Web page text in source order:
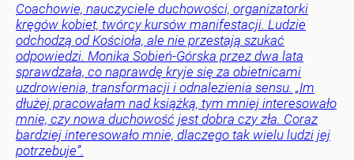
Coachowie, nauczyciele duchowości, organizatorki
kręgów kobiet, twórcy kursów manifestacji. Ludzie
odchodzą od Kościoła, ale nie przestają szukać
odpowiedzi. Monika Sobień-Górska przez dwa lata
sprawdzała, co naprawdę kryje się za obietnicami
uzdrowienia, transformacji i odnalezienia sensu. „Im
dłużej pracowałam nad książką, tym mniej interesowało
mnie, czy nowa duchowość jest dobra czy zła. Coraz
bardziej interesowało mnie, dlaczego tak wielu ludzi jej
potrzebuje”.